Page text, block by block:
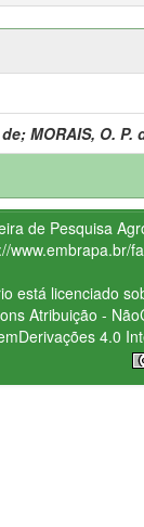
; MORAIS, O. P.
de Pesquisa
www.embrapa.br/
está licenciado
Atribuição -
4.0